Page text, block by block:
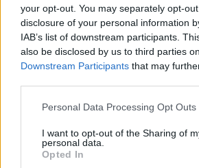
your opt-out. You may separately opt-
disclosure of your personal information
IAB’s list of downstream participants.
also be disclosed by us to third parties
Downstream Participants that may
Please note that this website/app uses
not limited to your visit or usage
grant or deny consent to Google and its
use your data for below specified
Personal Data Processing Opt Outs
I want to opt-out of the Sharing of
personal data.
Opted In
1.072-1.357 135
1.358-1.548 225
1.549-1.738 250
1.739-1.928 280
1.929-2.357 615
2.358-3.000 820
4.001+ 1.230